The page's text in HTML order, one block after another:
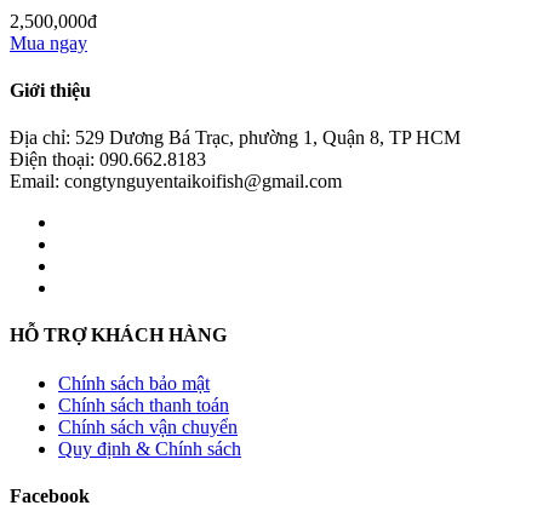
2,500,000đ
Mua ngay
Giới thiệu
Địa chỉ: 529 Dương Bá Trạc, phường 1, Quận 8, TP HCM
Điện thoại: 090.662.8183
Email: congtynguyentaikoifish@gmail.com
HỖ TRỢ KHÁCH HÀNG
Chính sách bảo mật
Chính sách thanh toán
Chính sách vận chuyển
Quy định & Chính sách
Facebook